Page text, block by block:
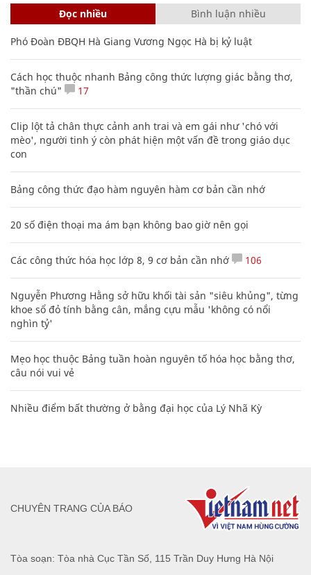
Đọc nhiều Bình luận nhiều
Phó Đoàn ĐBQH Hà Giang Vương Ngọc Hà bị kỷ luật
Cách học thuộc nhanh Bảng công thức lượng giác bằng thơ,
"thần chú"
17
Clip lột tả chân thực cảnh anh trai và em gái như 'chó với
mèo', người tinh ý còn phát hiện một vấn đề trong giáo dục
con
Bảng công thức đạo hàm nguyên hàm cơ bản cần nhớ
20 số điện thoại ma ám bạn không bao giờ nên gọi
Các công thức hóa học lớp 8, 9 cơ bản cần nhớ 106
Nguyễn Phương Hằng sở hữu khối tài sản "siêu khủng", từng
khoe sổ đỏ tính bằng cân, mắng cựu mẫu 'không có nổi
nghìn tỷ'
Mẹo học thuộc Bảng tuần hoàn nguyên tố hóa học bằng thơ,
câu nói vui vẻ
Nhiều điểm bất thường ở bằng đại học của Lý Nhã Kỳ
Tòa soạn: Tòa nhà Cục Tần Số, 115 Trần Duy Hưng Hà Nội
CHUYÊN TRANG CỦA BÁO